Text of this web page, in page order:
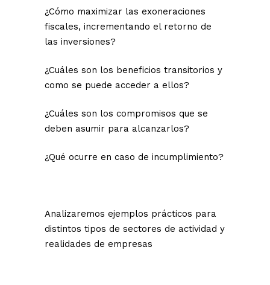
¿Cómo maximizar las exoneraciones
fiscales, incrementando el retorno de
las inversiones?
¿Cuáles son los beneficios transitorios y
como se puede acceder a ellos?
¿Cuáles son los compromisos que se
deben asumir para alcanzarlos?
¿Qué ocurre en caso de incumplimiento?
Analizaremos ejemplos prácticos para
distintos tipos de sectores de actividad y
realidades de empresas